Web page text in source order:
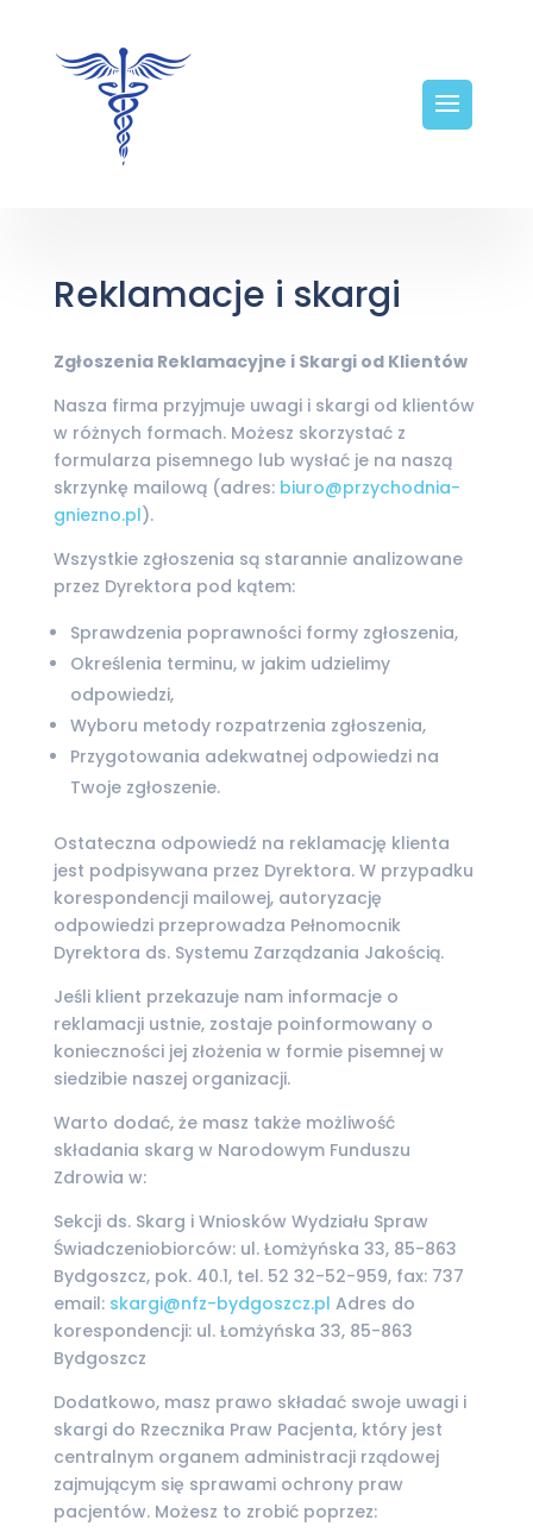
Reklamacje i skargi
Zgłoszenia Reklamacyjne i Skargi od Klientów
Nasza firma przyjmuje uwagi i skargi od klientów
w różnych formach. Możesz skorzystać z
formularza pisemnego lub wysłać je na naszą
skrzynkę mailową (adres: biuro@przychodnia-
gniezno.pl).
Wszystkie zgłoszenia są starannie analizowane
przez Dyrektora pod kątem:
Sprawdzenia poprawności formy zgłoszenia,
Określenia terminu, w jakim udzielimy
odpowiedzi,
Wyboru metody rozpatrzenia zgłoszenia,
Przygotowania adekwatnej odpowiedzi na
Twoje zgłoszenie.
Ostateczna odpowiedź na reklamację klienta
jest podpisywana przez Dyrektora. W przypadku
korespondencji mailowej, autoryzację
odpowiedzi przeprowadza Pełnomocnik
Dyrektora ds. Systemu Zarządzania Jakością.
Jeśli klient przekazuje nam informacje o
reklamacji ustnie, zostaje poinformowany o
konieczności jej złożenia w formie pisemnej w
siedzibie naszej organizacji.
Warto dodać, że masz także możliwość
składania skarg w Narodowym Funduszu
Zdrowia w:
Sekcji ds. Skarg i Wniosków Wydziału Spraw
Świadczeniobiorców: ul. Łomżyńska 33, 85-863
Bydgoszcz, pok. 40.1, tel. 52 32-52-959, fax: 737
email: skargi@nfz-bydgoszcz.pl Adres do
korespondencji: ul. Łomżyńska 33, 85-863
Bydgoszcz
Dodatkowo, masz prawo składać swoje uwagi i
skargi do Rzecznika Praw Pacjenta, który jest
centralnym organem administracji rządowej
zajmującym się sprawami ochrony praw
pacjentów. Możesz to zrobić poprzez: